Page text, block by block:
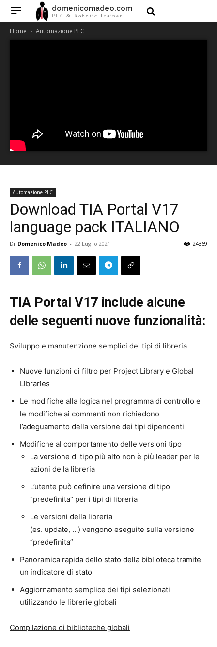
domenicomadeo.com
PLC & Robotic Trainer
Home Automazione PLC
Automazione PLC
Download TIA Portal V17
language pack ITALIANO
Di Domenico Madeo - 22 Luglio 2021 24369
TIA Portal V17 include alcune
delle seguenti nuove funzionalità:
Sviluppo e manutenzione semplici dei tipi di libreria
Nuove funzioni di filtro per Project Library e Global
Libraries
Le modifiche alla logica nel programma di controllo e
le modifiche ai commenti non richiedono
l’adeguamento della versione dei tipi dipendenti
Modifiche al comportamento delle versioni tipo
La versione di tipo più alto non è più leader per le
azioni della libreria
L’utente può definire una versione di tipo
“predefinita” per i tipi di libreria
Le versioni della libreria
(es. update, …) vengono eseguite sulla versione
“predefinita”
Panoramica rapida dello stato della biblioteca tramite
un indicatore di stato
Aggiornamento semplice dei tipi selezionati
utilizzando le librerie globali
Compilazione di biblioteche globali